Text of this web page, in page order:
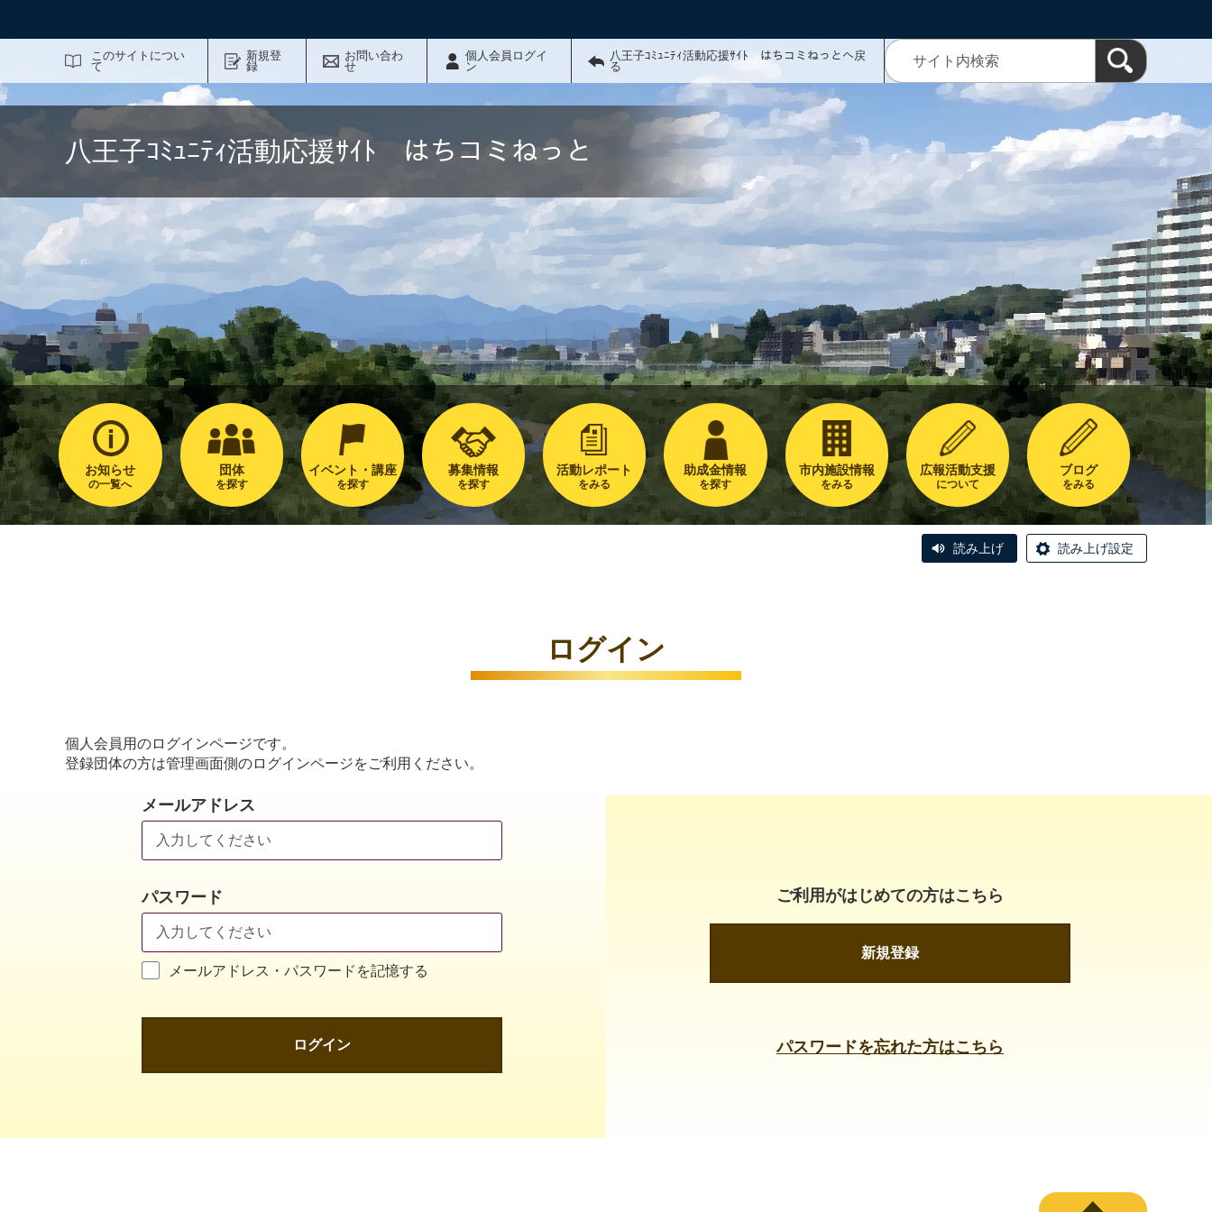
このサイトについ
て
新規登
録
お問い合わ
せ
個人会員ログイ
ン
八王子ｺﾐｭﾆﾃｨ活動応援ｻｲﾄ はちコミねっとへ戻
る
八王子ｺﾐｭﾆﾃｨ活動応援ｻｲﾄ はちコミねっと
お知らせ
の一覧へ
団体
を探す
イベント・講座
を探す
募集情報
を探す
活動レポート
をみる
助成金情報
を探す
市内施設情報
をみる
広報活動支援
について
ブログ
をみる
読み上げ 読み上げ設定
ログイン
個人会員用のログインページです。
登録団体の方は管理画面側のログインページをご利用ください。
メールアドレス
パスワード
メールアドレス・パスワードを記憶する
ログイン
ご利用がはじめての方はこちら
新規登録
パスワードを忘れた方はこちら